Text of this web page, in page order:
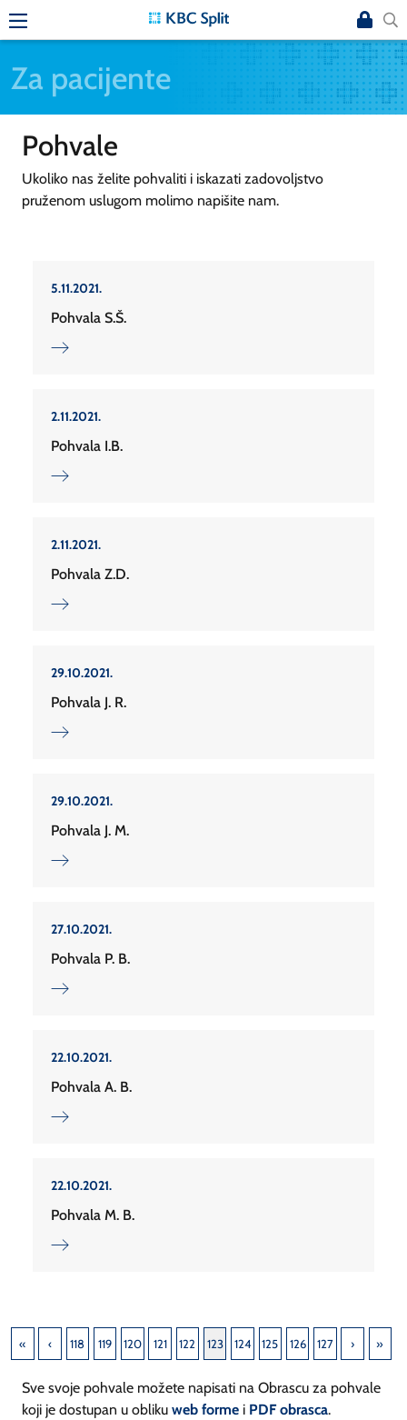
Za pacijente
Pohvale
Ukoliko nas želite pohvaliti i iskazati zadovoljstvo
pruženom uslugom molimo napišite nam.
5.11.2021.
Pohvala S.Š.
2.11.2021.
Pohvala I.B.
2.11.2021.
Pohvala Z.D.
29.10.2021.
Pohvala J. R.
29.10.2021.
Pohvala J. M.
27.10.2021.
Pohvala P. B.
22.10.2021.
Pohvala A. B.
22.10.2021.
Pohvala M. B.
118 119 120 121 122 123 124 125 126 127
Sve svoje pohvale možete napisati na Obrascu za pohvale
koji je dostupan u obliku web forme i PDF obrasca.